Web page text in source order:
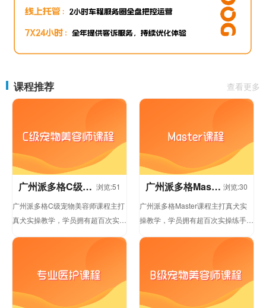
课程推荐 查看更多
广州派多格C级宠 浏览:51
广州派多格C级宠物美容师课程主打
真犬实操教学，学员拥有超百次实操
广州派多格Master 浏览:30
广州派多格Master课程主打真犬实
操教学，学员拥有超百次实操练手机